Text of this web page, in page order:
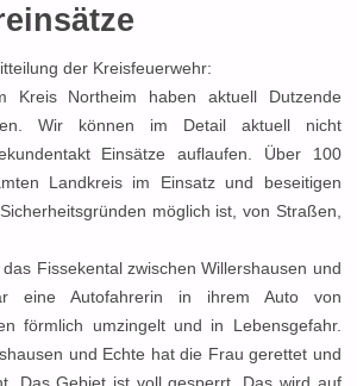
der Kreisfeuerwehr:
Kreis Northeim haben aktuell Dutzende
Wir können im Detail aktuell nicht
Einsätze auflaufen. Über 100
Landkreis im Einsatz und beseitigen
möglich ist, von Straßen,
Fissekental zwischen Willershausen und
eine Autofahrerin in ihrem Auto von
förmlich umzingelt und in Lebensgefahr.
und Echte hat die Frau gerettet und